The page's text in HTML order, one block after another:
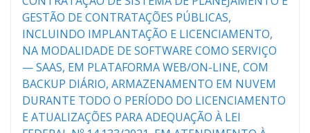
GESTÃO DE CONTRATAÇÕES PÚBLICAS,
INCLUINDO IMPLANTAÇÃO E LICENCIAMENTO,
NA MODALIDADE DE SOFTWARE COMO SERVIÇO
— SAAS, EM PLATAFORMA WEB/ON-LINE, COM
BACKUP DIÁRIO, ARMAZENAMENTO EM NUVEM
DURANTE TODO O PERÍODO DO LICENCIAMENTO
E ATUALIZAÇÕES PARA ADEQUAÇÃO À LEI